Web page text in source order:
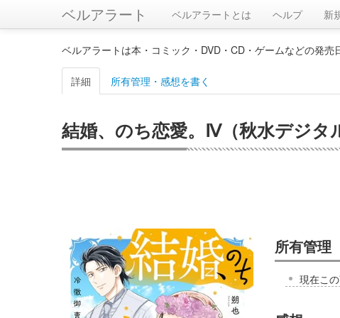
ベルアラート ベルアラートとは ヘルプ 新
ベルアラートは本・コミック・DVD・CD・ゲームなどの発売
詳細 所有管理・感想を書く
結婚、のち恋愛。Ⅳ（秋水デジタ
所有管理
現在こ